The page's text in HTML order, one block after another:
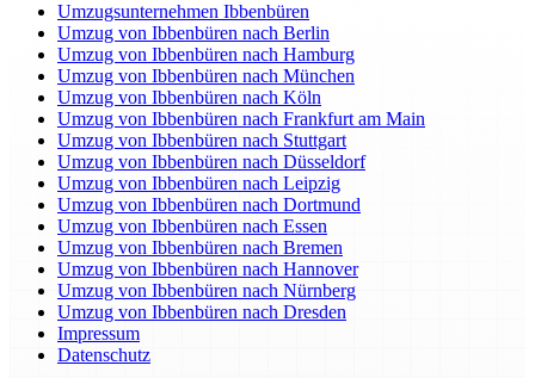
Umzugsunternehmen Ibbenbüren
Umzug von Ibbenbüren nach Berlin
Umzug von Ibbenbüren nach Hamburg
Umzug von Ibbenbüren nach München
Umzug von Ibbenbüren nach Köln
Umzug von Ibbenbüren nach Frankfurt am Main
Umzug von Ibbenbüren nach Stuttgart
Umzug von Ibbenbüren nach Düsseldorf
Umzug von Ibbenbüren nach Leipzig
Umzug von Ibbenbüren nach Dortmund
Umzug von Ibbenbüren nach Essen
Umzug von Ibbenbüren nach Bremen
Umzug von Ibbenbüren nach Hannover
Umzug von Ibbenbüren nach Nürnberg
Umzug von Ibbenbüren nach Dresden
Impressum
Datenschutz